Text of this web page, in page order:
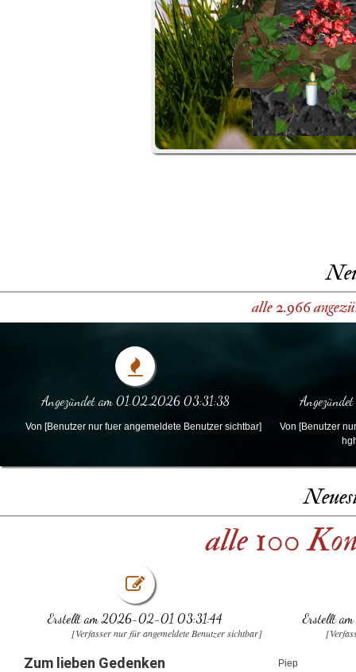
alle 2.966
Angezündet am 01.02.2026 03:31:38
Von [Benutzer nur fuer angemeldete Benutzer sichtbar]
Von [Benutzer
alle 100
Erstellt am 2026-02-01 03:31:44
[Verfasser nur für angemeldete Benutzer sichtbar]
Zum lieben Gedenken
Erstellt
Piep